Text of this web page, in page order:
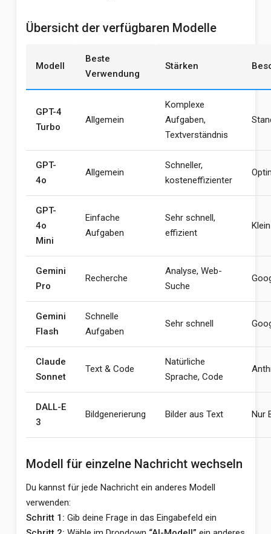
Übersicht der verfügbaren Modelle
Modell
Beste
Verwendung
Stärken
GPT-4
Turbo
Allgemein
Komplexe
Aufgaben,
Textverständnis
GPT-
4o
Allgemein
Schneller,
kosteneffizienter
GPT-
4o
Mini
Einfache
Aufgaben
Sehr schnell,
effizient
Klein
Gemini
Pro
Recherche
Analyse, Web-
Suche
Gemini
Flash
Schnelle
Aufgaben
Sehr schnell
Claude
Sonnet
Text & Code
Natürliche
Sprache, Code
DALL-E
3
Bildgenerierung Bilder aus Text Nur
Modell für einzelne Nachricht wechseln
Du kannst für jede Nachricht ein anderes Modell
verwenden:
Schritt 1: Gib deine Frage in das Eingabefeld ein